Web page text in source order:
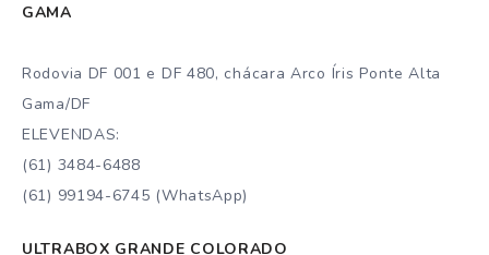
GAMA
Rodovia DF 001 e DF 480, chácara Arco Íris Ponte Alta
Gama/DF
ELEVENDAS:
(61) 3484-6488
(61) 99194-6745 (WhatsApp)
ULTRABOX GRANDE COLORADO